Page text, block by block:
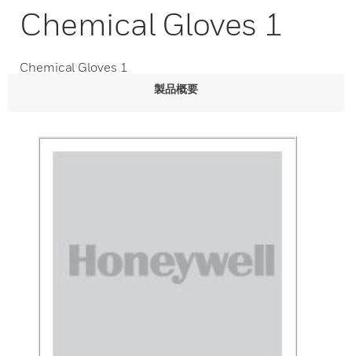
Chemical Gloves 1
Chemical Gloves 1
製品概要